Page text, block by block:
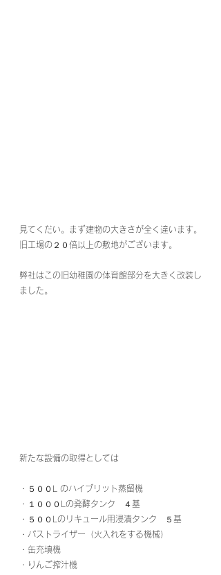
見てくだい。まず建物の大きさが全く違います。
旧工場の２０倍以上の敷地がございます。
弊社はこの旧幼稚園の体育館部分を大きく改装し
ました。
新たな設備の取得としては
・５００L のハイブリット蒸留機
・１０００Lの発酵タンク　４基
・５００Lのリキュール用浸漬タンク　５基
・パストライザー（火入れをする機械）
・缶充填機
・りんご搾汁機